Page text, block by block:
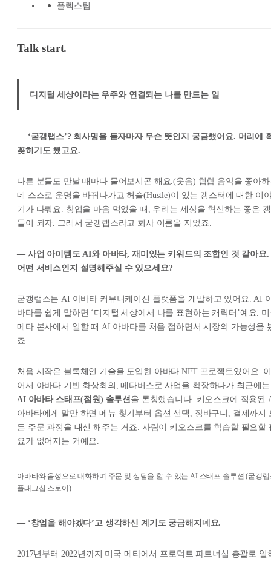
플렉스팀
Talk start.
디지털 세상이라는 우주와 연결되는 나를 만드는 일
— ‘굳갱랩스’? 회사명을 듣자마자 무슨 뜻인지 궁금했어요. 머리에
꽂히기도 했고요.
다른 분들도 만날 때마다 물어보시곤 해요.(웃음) 힙합 음악을 좋아
데 스스로 운명을 바꿔나가고 허슬(Hustle)이 있는 갱스터에 대한 이
기가 다뤄요. 창업을 마음 먹었을 때, 우리는 세상을 혁신하는 좋은 갱
들이 되자. 그래서 굳갱랩스라고 회사 이름을 지었죠.
— 사업 아이템도 AI와 아바타, 재미있는 키워드의 조합인 것 같아요.
어떤 서비스인지 설명해주실 수 있으세요?
굳갱랩스는 AI 아바타 커뮤니케이션 플랫폼을 개발하고 있어요. AI
바타를 쉽게 말하면 ‘디지털 세상에서 나를 표현하는 캐릭터’예요.
메타 본사에서 일할 때 AI 아바타를 처음 접하면서 시장의 가능성을
죠.
처음 시작은 블록체인 기술을 도입한 아바타 NFT 프로젝트였어요. 이
어서 아바타 기반 화상회의, 메타버스로 사업을 확장하다가 최근에는
AI 아바타 스태프(점원) 솔루션 을 론칭했습니다. 키오스크에 적용된
아바타에게 말만 하면 메뉴 찾기부터 옵션 선택, 장바구니, 결제까지
든 주문 과정을 대신 해주는 거죠. 사람이 키오스크를 학습할 필요할
요가 없어지는 거예요.
아바타와 음성으로 대화하며 주문 및 상담을 할 수 있는 AI 스태프 솔루션.(굳갱랩
플래그십 스토어)
— ‘창업을 해야겠다’고 생각하신 계기도 궁금해지네요.
2017년부터 2022년까지 미국 메타에서 프로덕트 파트너십 총괄로 일